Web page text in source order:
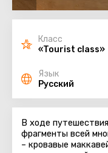
Класс
«Tourist class»
Язык
Русский
В ходе
фрагменты всей
– кровавые